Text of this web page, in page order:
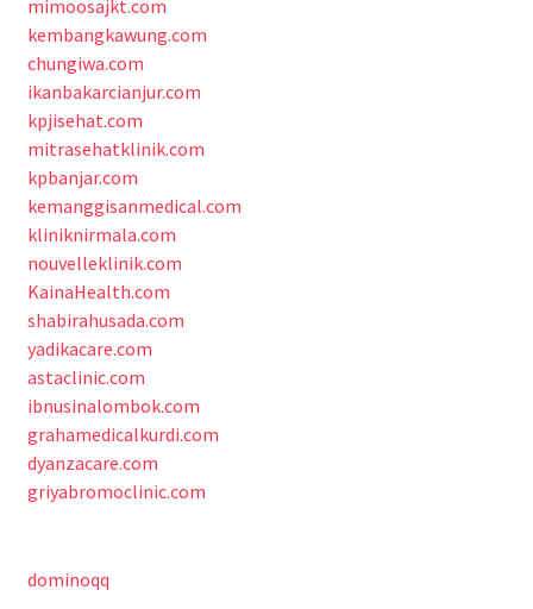
mimoosajkt.com
kembangkawung.com
chungiwa.com
ikanbakarcianjur.com
kpjisehat.com
mitrasehatklinik.com
kpbanjar.com
kemanggisanmedical.com
kliniknirmala.com
nouvelleklinik.com
KainaHealth.com
shabirahusada.com
yadikacare.com
astaclinic.com
ibnusinalombok.com
grahamedicalkurdi.com
dyanzacare.com
griyabromoclinic.com
dominoqq